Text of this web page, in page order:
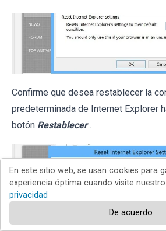
Confirme que desea restablecer la
predeterminada de Internet Explorer
botón Restablecer .
En este sitio web, se usan cookies para
experiencia óptima cuando visite
privacidad
De acuerdo